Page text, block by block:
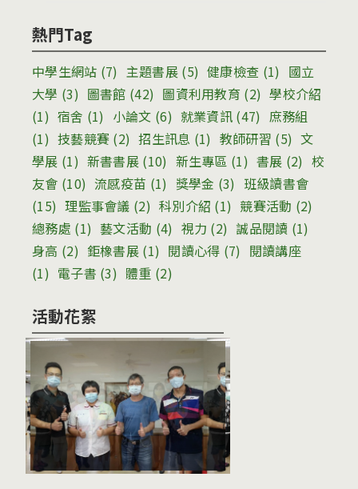
熱門Tag
中學生網站 (7) 主題書展(5) 健康檢查 (1) 國立
大學 (3) 圖書館 (42) 圖資利用教育 (2) 學校介紹
(1) 宿舍 (1) 小論文 (6) 就業資訊 (47) 庶務組
(1) 技藝競賽 (2) 招生訊息 (1) 教師研習 (5) 文
學展 (1) 新書書展 (10) 新生專區 (1) 書展 (2) 校
友會 (10) 流感疫苗 (1) 獎學金 (3) 班級讀書會
(15) 理監事會議 (2) 科別介紹 (1) 競賽活動 (2)
總務處 (1) 藝文活動 (4) 視力 (2) 誠品閱讀 (1)
身高 (2) 鉅橡書展 (1) 閱讀心得 (7) 閱讀講座
(1) 電子書 (3) 體重 (2)
活動花絮